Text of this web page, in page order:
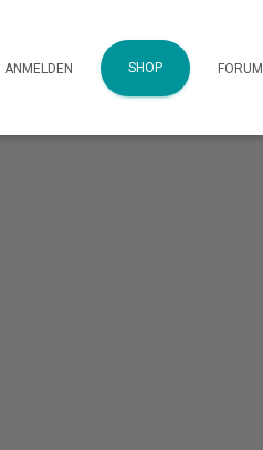
ANMELDEN SHOP FORUM